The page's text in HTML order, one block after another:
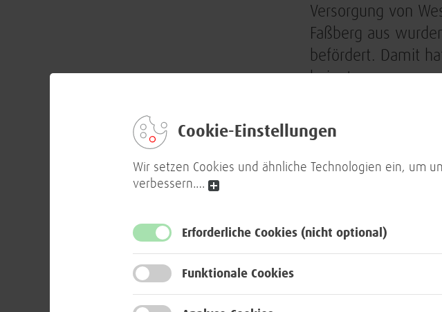
Cookie-Einstellungen
Wir setzen Cookies und ähnliche Technologien ein, um
verbessern.…
Erforderliche Cookies (nicht optional)
Funktionale Cookies
Versorgung von
Faßberg aus
befördert. Damit
beigetragen.
Besucher nach
Rundgangs zu
Die Bundeswehr